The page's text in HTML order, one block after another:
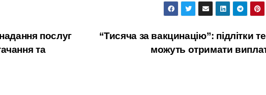
“Тисяча за вакцинацію”: підлітки
можуть отримати
послуг
та